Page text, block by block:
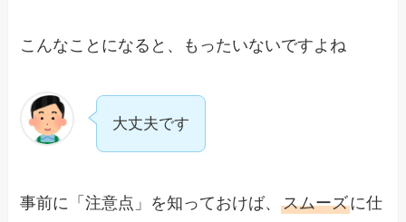
こんなことになると、もったいないですよね
大丈夫です
事前に「注意点」を知っておけば、スムーズに仕